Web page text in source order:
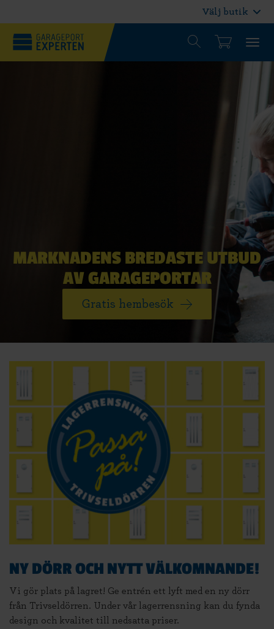
Välj butik
MARKNADENS BREDASTE UTBUD
AV GARAGEPORTAR
Gratis hembesök
NY DÖRR OCH NYTT VÄLKOMNANDE!
Vi gör plats på lagret! Ge entrén ett lyft med en ny dörr
från Trivseldörren. Under vår lagerrensning kan du fynda
design och kvalitet till nedsatta priser.